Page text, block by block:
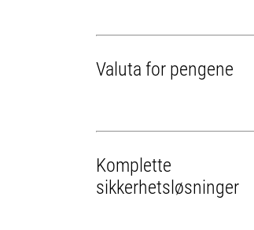
Valuta for pengene
Komplette
sikkerhetsløsninger